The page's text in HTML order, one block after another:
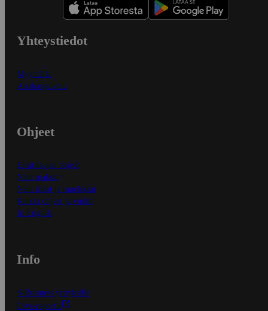
Yhteystiedot
Myymälät
Asiakaspalvelu
Ohjeet
Ensitilaajan ohjeet
Näin maksat
Näin tilaat ja muokkaat
Kaikki ohjeet ja vinkit
In English
Info
S-Business yrityksille
Oiva-raportit